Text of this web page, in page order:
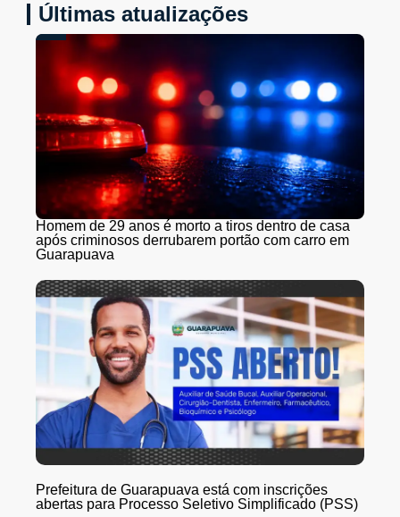
Últimas atualizações
Homem de 29 anos é morto a tiros dentro de casa
após criminosos derrubarem portão com carro em
Guarapuava
Prefeitura de Guarapuava está com inscrições
abertas para Processo Seletivo Simplificado (PSS)